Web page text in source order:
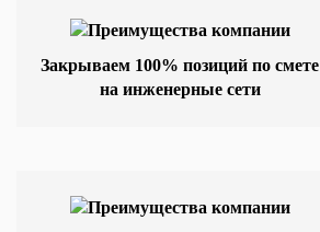
Закрываем 100% позиций по смете
на инженерные сети